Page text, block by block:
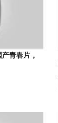
青春片，